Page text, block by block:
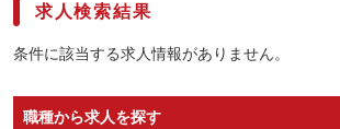
求人検索結果
条件に該当する求人情報がありません。
職種から求人を探す